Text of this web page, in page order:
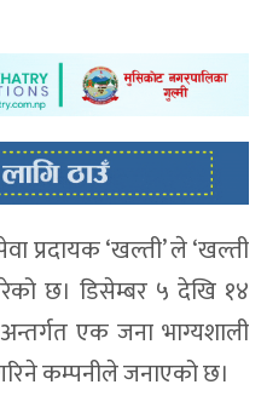
प्रदायक ‘खल्ती’ ले ‘खल्ती
छ। डिसेम्बर ५ देखि १४
एक जना भाग्यशाली
कम्पनीले जनाएको छ।